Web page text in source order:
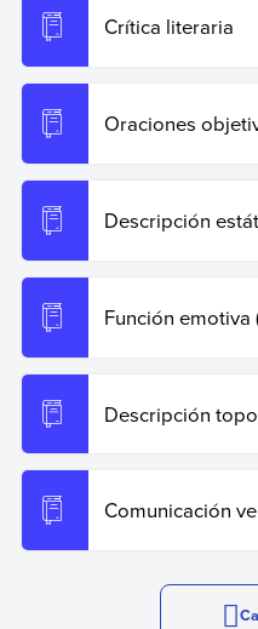
Crítica literaria
Oraciones
Descripción
Función emotiva
Descripción
Comunicación